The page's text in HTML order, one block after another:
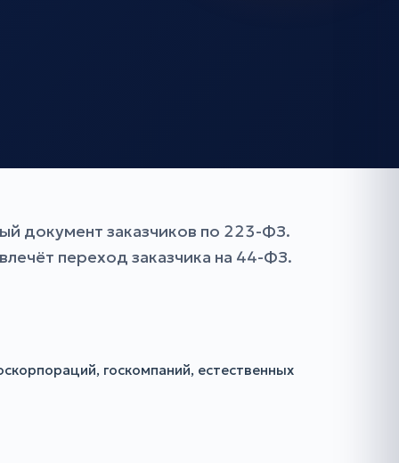
документ заказчиков по 223-ФЗ.
переход заказчика на 44-ФЗ.
госкомпаний, естественных